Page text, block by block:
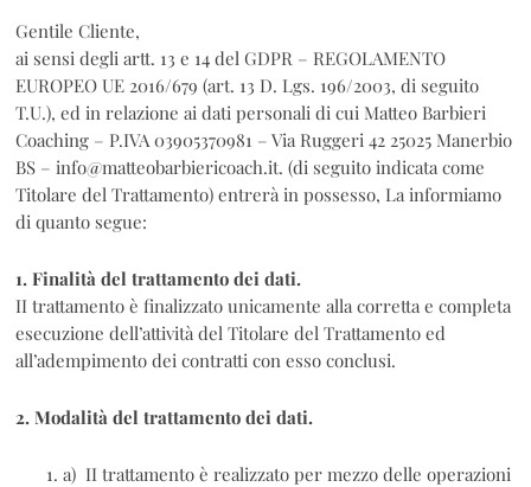
Gentile Cliente,
ai sensi degli artt. 13 e 14 del GDPR – REGOLAMENTO
EUROPEO UE 2016/679 (art. 13 D. Lgs. 196/2003, di seguito
T.U.), ed in relazione ai dati personali di cui Matteo Barbieri
Coaching – P.IVA 03905370981 – Via Ruggeri 42 25025 Manerbio
BS – info@matteobarbiericoach.it. (di seguito indicata come
Titolare del Trattamento) entrerà in possesso, La informiamo
di quanto segue:
1. Finalità del trattamento dei dati.
II trattamento è finalizzato unicamente alla corretta e completa
esecuzione dell’attività del Titolare del Trattamento ed
all’adempimento dei contratti con esso conclusi.
2. Modalità del trattamento dei dati.
a) II trattamento è realizzato per mezzo delle operazioni